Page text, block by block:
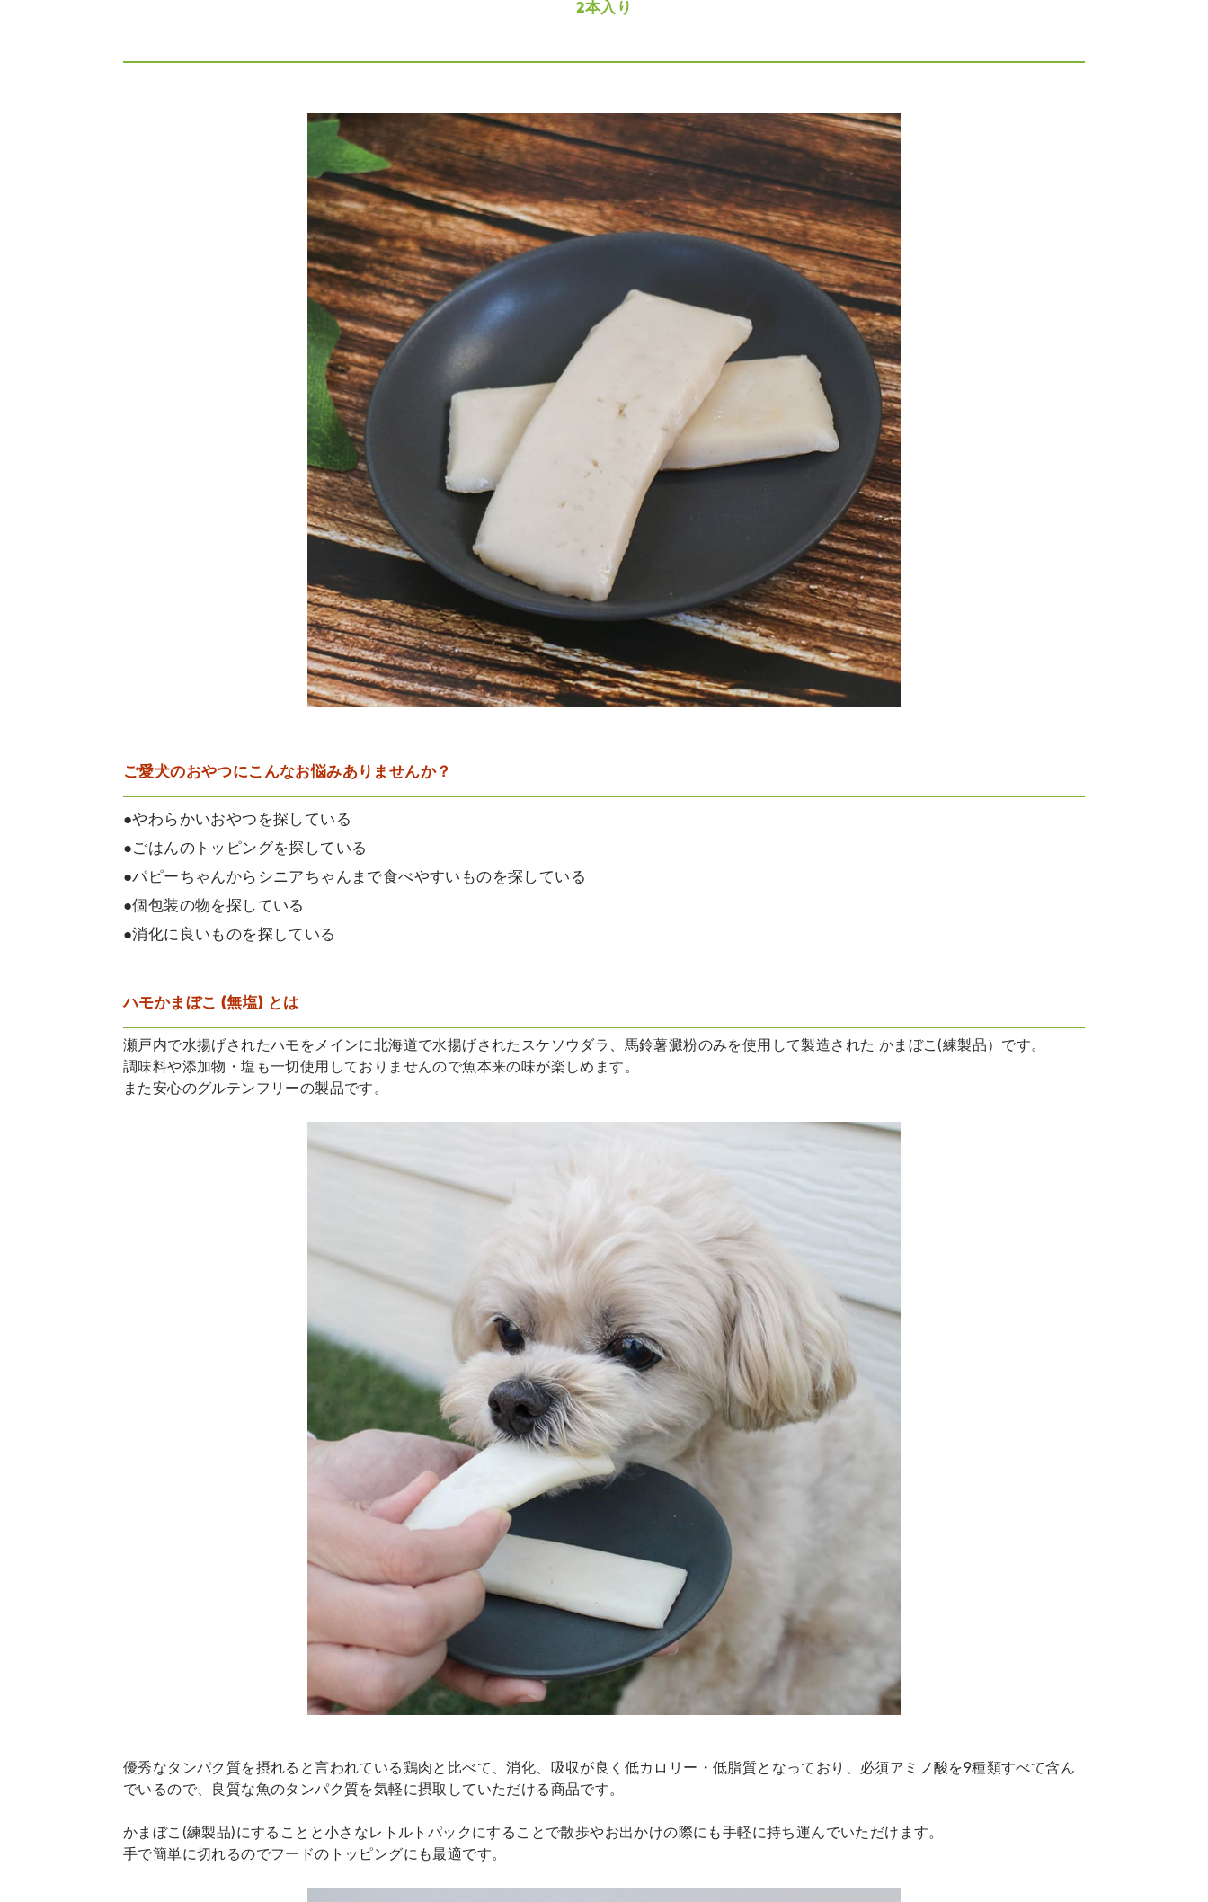
2本入り
ご愛犬のおやつにこんなお悩みありませんか？
●やわらかいおやつを探している
●ごはんのトッピングを探している
●パピーちゃんからシニアちゃんまで食べやすいものを探している
●個包装の物を探している
●消化に良いものを探している
ハモかまぼこ (無塩) とは
瀬戸内で水揚げされたハモをメインに北海道で水揚げされたスケソウダラ、馬鈴薯澱粉のみを使用して製造された かまぼこ(練製品）です。
調味料や添加物・塩も一切使用しておりませんので魚本来の味が楽しめます。
また安心のグルテンフリーの製品です。
優秀なタンパク質を摂れると言われている鶏肉と比べて、消化、吸収が良く低カロリー・低脂質となっており、必須アミノ酸を9種類すべて含ん
でいるので、良質な魚のタンパク質を気軽に摂取していただける商品です。
かまぼこ(練製品)にすることと小さなレトルトパックにすることで散歩やお出かけの際にも手軽に持ち運んでいただけます。
手で簡単に切れるのでフードのトッピングにも最適です。